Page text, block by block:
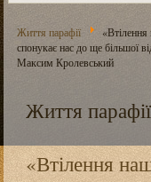
Життя парафії
«Втілення
спонукає нас до ще більшої
Максим Кролевський
Життя парафії
«Втілення